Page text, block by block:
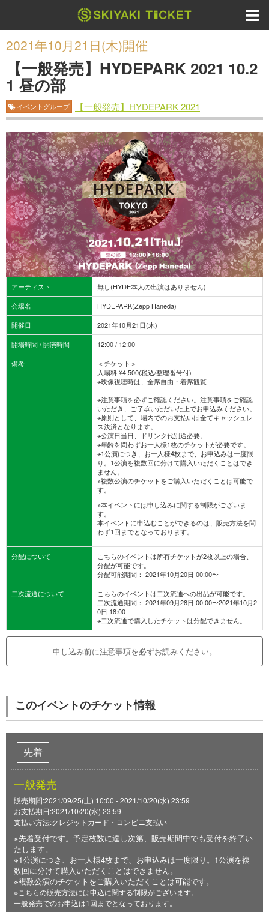
2021年10月21日(木)開催
【一般発売】HYDEPARK 2021 10.2
1 昼の部
イベントグループ 【一般発売】HYDEPARK 2021
アーティスト
無し(HYDE本人の出演はありません)
会場名
HYDEPARK(Zepp Haneda)
開催日
2021年10月21日(木)
開場時間 / 開演時間
12:00 / 12:00
備考
＜チケット＞
入場料 ¥4,500(税込/整理番号付)
※映像視聴時は、全席自由・着席観覧
※注意事項を必ずご確認ください。注意事項をご確認
いただき、ご了承いただいた上でお申込みください。
※原則として、場内でのお支払いは全てキャッシュレ
ス決済となります。
※公演日当日、ドリンク代別途必要。
※年齢を問わずお一人様1枚のチケットが必要です。
※1公演につき、お一人様4枚まで、お申込みは一度限
り。1公演を複数回に分けて購入いただくことはでき
ません。
※複数公演のチケットをご購入いただくことは可能で
す。
※本イベントには申し込みに関する制限がございま
す。
本イベントに申込むことができるのは、販売方法を問
わず1回までとなっております。
分配について
こちらのイベントは所有チケットが2枚以上の場合、
分配が可能です。
分配可能期間： 2021年10月20日 00:00〜
二次流通について
こちらのイベントは二次流通への出品が可能です。
二次流通期間： 2021年09月28日 00:00〜2021年10月2
0日 18:00
※二次流通で購入したチケットは分配できません。
申し込み前に注意事項を必ずお読みください。
このイベントのチケット情報
先着
一般発売
販売期間:2021/09/25(土) 10:00 - 2021/10/20(水) 23:59
お支払期日:2021/10/20(水) 23:59
支払い方法:クレジットカード・コンビニ支払い
※先着受付です。予定枚数に達し次第、販売期間中でも受付を終了い
たします。
※1公演につき、お一人様4枚まで、お申込みは一度限り。1公演を複
数回に分けて購入いただくことはできません。
※複数公演のチケットをご購入いただくことは可能です。
※こちらの販売方法には申込に関する制限がございます。
一般発売でのお申込は1回までとなっております。